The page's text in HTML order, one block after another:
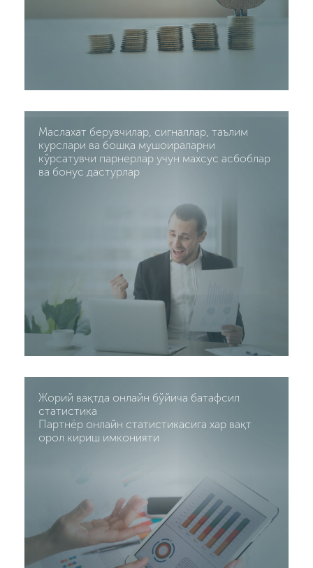
Маслахат берувчилар, сигналлар, таълим
курслари ва бошқа мушоираларни
кўрсатувчи парнерлар учун махсус асбоблар
ва бонус дастурлар
Жорий вақтда онлайн бўйича батафсил
статистика
Партнёр онлайн статистикасига хар вақт
орол кириш имконияти